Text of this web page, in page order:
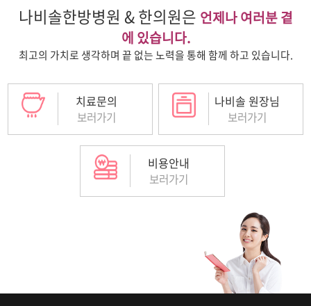
나비솔한방병원 & 한의원은 언제나 여러분 곁
에 있습니다.
최고의 가치로 생각하며 끝 없는 노력을 통해 함께 하고 있습니다.
치료문의
보러가기
나비솔 원장님
보러가기
비용안내
보러가기